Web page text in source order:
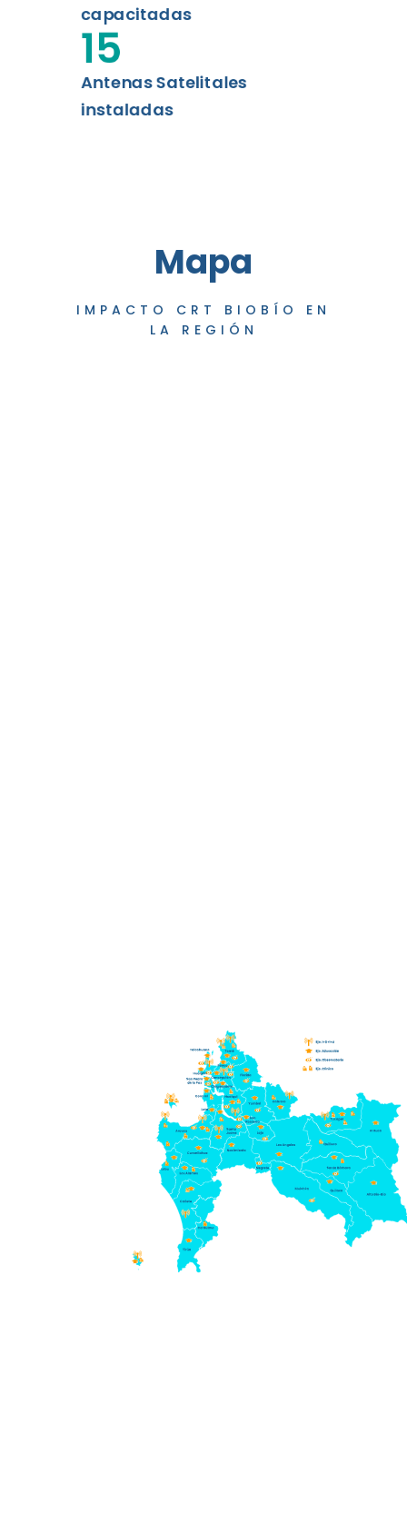
capacitadas
Antenas Satelitales
instaladas
15
Mapa
IMPACTO CRT BIOBÍO EN
LA REGIÓN